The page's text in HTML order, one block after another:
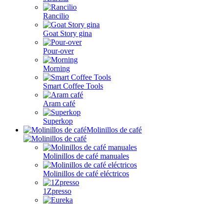
Rancilio
Goat Story gina
Pour-over
Morning
Smart Coffee Tools
Aram café
Superkop
Molinillos de café
Molinillos de café manuales
Molinillos de café eléctricos
1Zpresso